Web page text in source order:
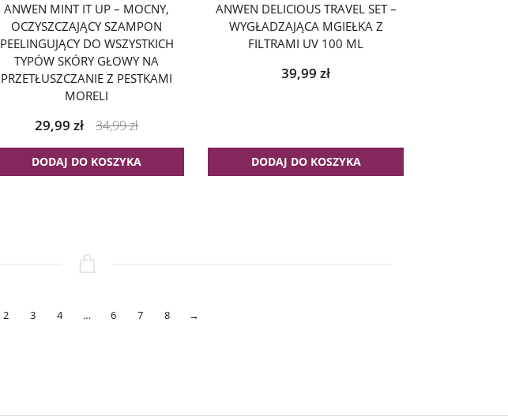
ANWEN MINT IT UP – MOCNY,
OCZYSZCZAJĄCY SZAMPON
PEELINGUJĄCY DO WSZYSTKICH
TYPÓW SKÓRY GŁOWY NA
PRZETŁUSZCZANIE Z PESTKAMI
MORELI
29,99zł 34,99zł
DODAJ DO KOSZYKA
ANWEN DELICIOUS TRAVEL SET –
WYGŁADZAJĄCA MGIEŁKA Z
FILTRAMI UV 100 ML
39,99zł
DODAJ DO KOSZYKA
2 3 4 … 6 7 8 →